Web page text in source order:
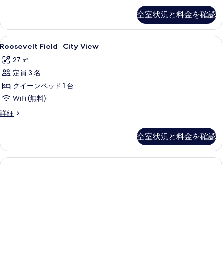
示
す
る
細
空室状況と料金を確認
Roosevelt
Field-
City
View
の
す
べ
写
真
セーフティボックス (室内)、防音設
2
Roosevelt Field- City View
27 ㎡
定員 3 名
クイーンベッド 1 台
WiFi (無料)
詳細
Roosevelt
の
詳
細
空室状況と料金を確認